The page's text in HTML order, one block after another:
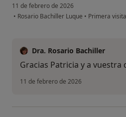
11 de febrero de 2026
• Rosario Bachiller Luque • Primera
Dra. Rosario Bachiller
Gracias Patricia y a vuestra
11 de febrero de 2026